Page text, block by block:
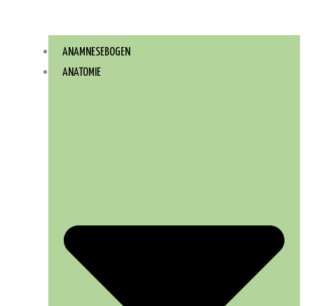
ANAMNESEBOGEN
ANATOMIE